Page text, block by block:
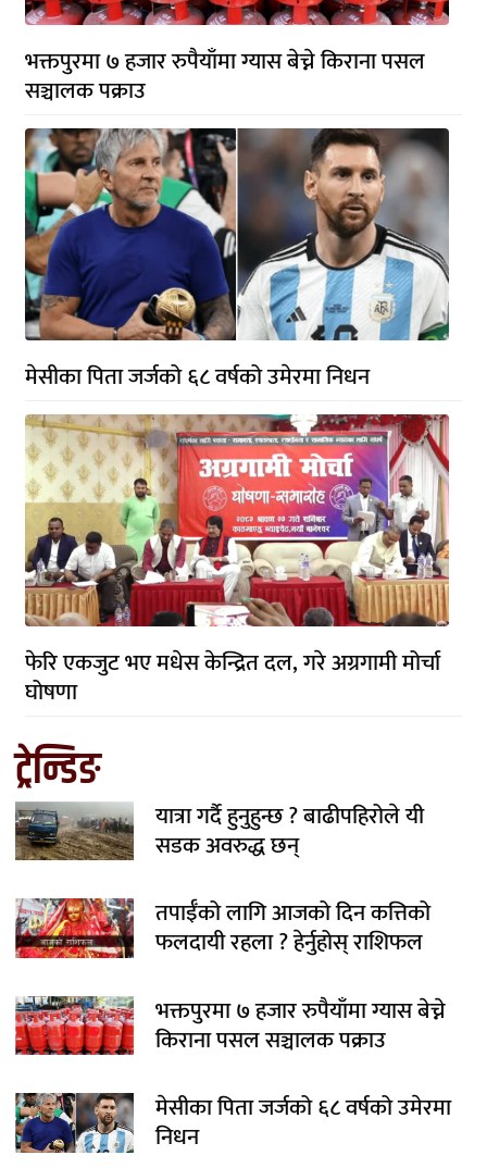
भक्तपुरमा ७ हजार रुपैयाँमा ग्यास बेच्ने किराना पसल
सञ्चालक पक्राउ
मेसीका पिता जर्जको ६८ वर्षको उमेरमा निधन
फेरि एकजुट भए मधेस केन्द्रित दल, गरे अग्रगामी मोर्चा
घोषणा
ट्रेन्डिङ
यात्रा गर्दै हुनुहुन्छ ? बाढीपहिरोले यी
सडक अवरुद्ध छन्
तपाईँको लागि आजको दिन कत्तिको
फलदायी रहला ? हेर्नुहोस् राशिफल
भक्तपुरमा ७ हजार रुपैयाँमा ग्यास बेच्ने
किराना पसल सञ्चालक पक्राउ
मेसीका पिता जर्जको ६८ वर्षको उमेरमा
निधन